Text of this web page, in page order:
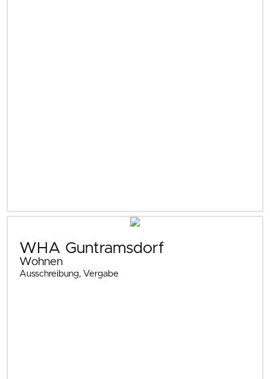
WHA Guntramsdorf
Wohnen
Ausschreibung, Vergabe